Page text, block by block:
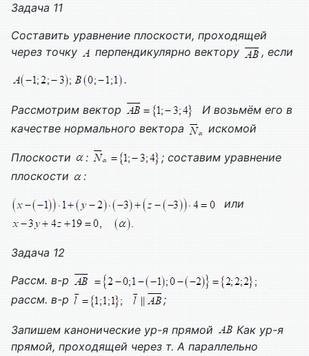
Задача 11
Составить уравнение плоскости, проходящей
через точку
перпендикулярно вектору , если
.
Рассмотрим вектор
И возьмём его в
качестве нормального вектора
искомой
Плоскости :
; составим уравнение
плоскости
:
или
Задача 12
Рассм. в-р
рассм. в-р
;
Запишем канонические ур-я прямой
Как ур-я
прямой, проходящей через т. А параллельно